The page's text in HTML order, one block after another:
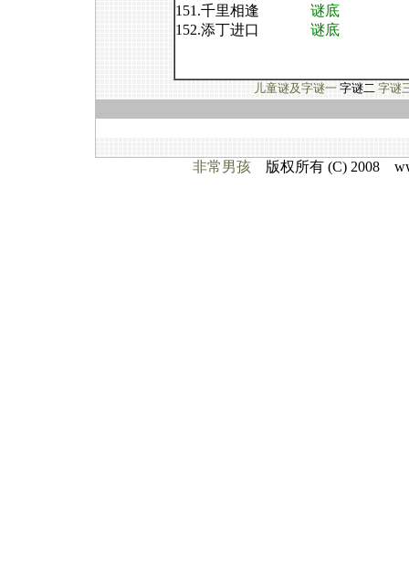
151.千里相逢 谜底
152.添丁进口 谜底
儿童谜及字谜一 字谜二 字谜
非常男孩 版权所有 (C) 2008